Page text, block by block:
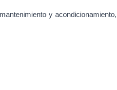
y acondicionamiento,